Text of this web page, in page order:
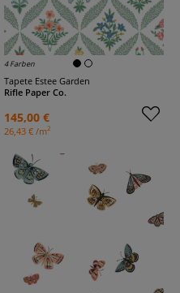
4 Farben
Tapete Estee Garden
Rifle Paper Co.
145,00 €
26,43 € /m2